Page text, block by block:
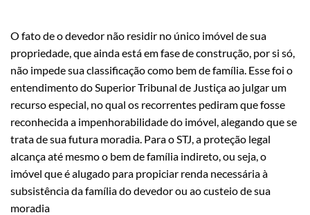
O fato de o devedor não residir no único imóvel de sua
propriedade, que ainda está em fase de construção, por si só,
não impede sua classificação como bem de família. Esse foi o
entendimento do Superior Tribunal de Justiça ao julgar um
recurso especial, no qual os recorrentes pediram que fosse
reconhecida a impenhorabilidade do imóvel, alegando que se
trata de sua futura moradia. Para o STJ, a proteção legal
alcança até mesmo o bem de família indireto, ou seja, o
imóvel que é alugado para propiciar renda necessária à
subsistência da família do devedor ou ao custeio de sua
moradia